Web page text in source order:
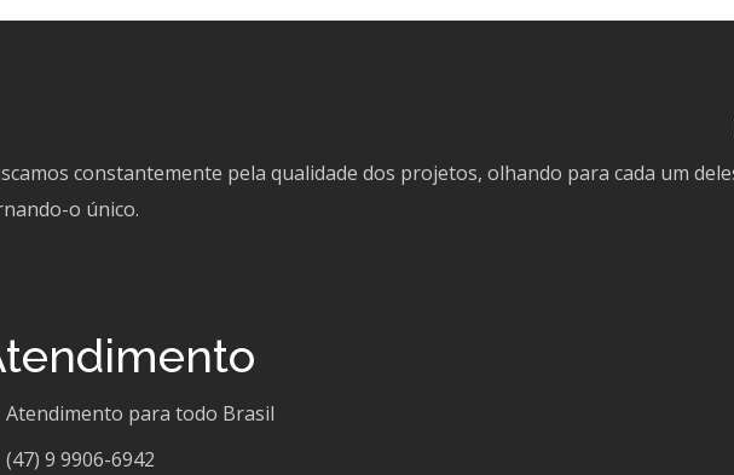
constantemente pela qualidade dos projetos, olhando para cada um
o único.
Atendimento para todo Brasil
(47) 9 9906-6942